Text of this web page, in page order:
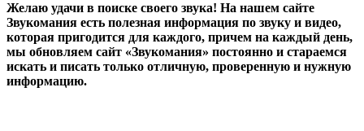
Желаю удачи в поиске своего звука! На нашем сайте
Звукомания есть полезная информация по звуку и видео,
которая пригодится для каждого, причем на каждый день,
мы обновляем сайт «Звукомания» постоянно и стараемся
искать и писать только отличную, проверенную и нужную
информацию.